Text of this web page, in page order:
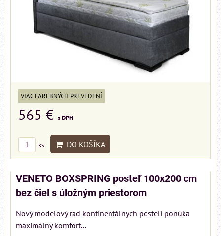
VIAC FAREBNÝCH PREVEDENÍ
565 € s DPH
ks DO KOŠÍKA
VENETO BOXSPRING posteľ 100x200 cm
bez čiel s úložným priestorom
Nový modelový rad kontinentálnych postelí ponúka
maximálny komfort...